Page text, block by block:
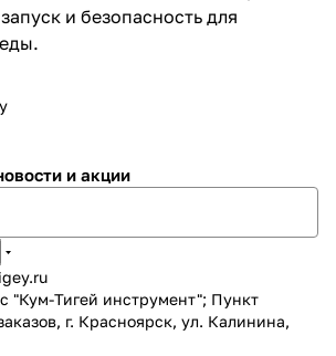
и безопасность для
и акции
"Кум-Тигей инструмент"; Пункт
г. Красноярск, ул. Калинина,
раз в 2 недели